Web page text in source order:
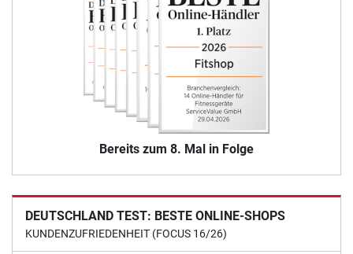
Bereits zum 8. Mal in Folge
DEUTSCHLAND TEST: BESTE ONLINE-SHOPS
KUNDENZUFRIEDENHEIT (FOCUS 16/26)